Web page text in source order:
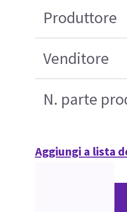
Produttore
Venditore
N. parte
Aggiungi a lista